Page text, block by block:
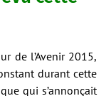
de l’Avenir 2015,
durant cette
qui s’annonçait